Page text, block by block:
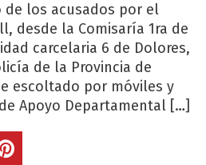
los acusados por el
desde la Comisaría 1ra de
carcelaria 6 de Dolores,
de la Provincia de
escoltado por móviles y
Apoyo Departamental […]